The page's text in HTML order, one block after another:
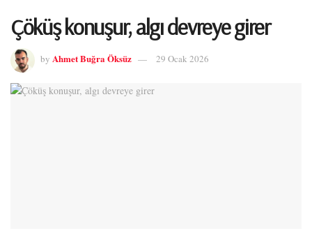
Çöküş konuşur, algı devreye girer
by Ahmet Buğra Öksüz 29 Ocak 2026